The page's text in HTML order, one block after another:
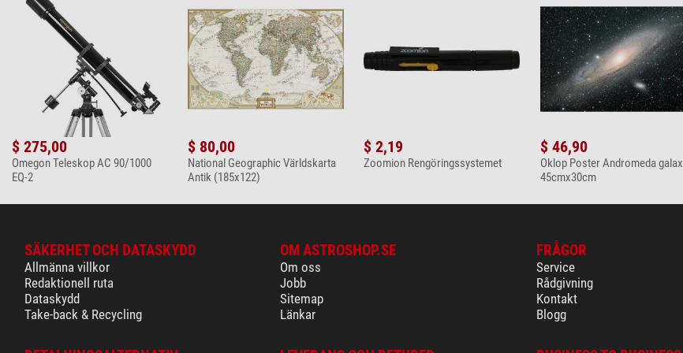
$ 275,00
Omegon Teleskop AC 90/1000
EQ-2
$ 80,00
National Geographic Världskarta
Antik (185x122)
$ 2,19
Zoomion Rengöringssystemet
$ 46,90
Oklop Poster Andromeda galax
45cmx30cm
SÄKERHET OCH DATASKYDD
Allmänna villkor
Redaktionell ruta
Dataskydd
Take-back & Recycling
OM ASTROSHOP.SE
Om oss
Jobb
Sitemap
Länkar
FRÅGOR
Service
Rådgivning
Kontakt
Blogg